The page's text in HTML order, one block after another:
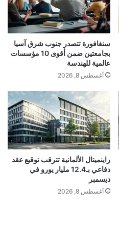
في أي مكان”، قبل
فلن أخبركم
تدرس تأجيل تحصيل
سيليكون
باسم البيت الأبيض
مثل هذه الخطط هو
لتوفير “أقصى قدر من
سنغافورة تتصدر جنوب شرق آسيا
بجامعتين ضمن أقوى 10 مؤسسات
عالمية للهندسة
أغسطس 8, 2026
راينميتال الألمانية تترقب توقيع عقد
دفاعي بـ12.4 مليار يورو في
ديسمبر
أغسطس 8, 2026